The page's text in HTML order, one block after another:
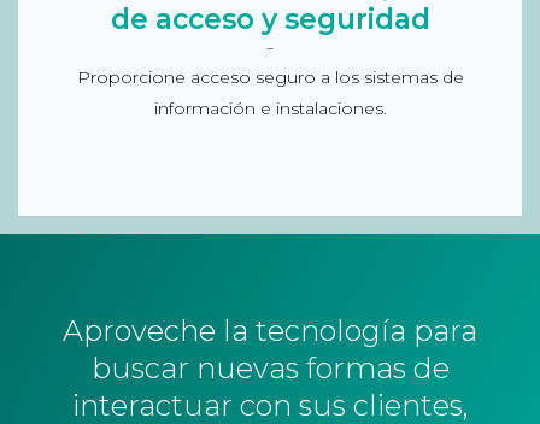
de acceso y seguridad
Proporcione acceso seguro a los sistemas de
información e instalaciones.
identidades, contraseñas de un solo uso, sistemas
credenciales, validación en persona…)...
Aproveche la tecnología para
buscar nuevas formas de
interactuar con sus clientes,